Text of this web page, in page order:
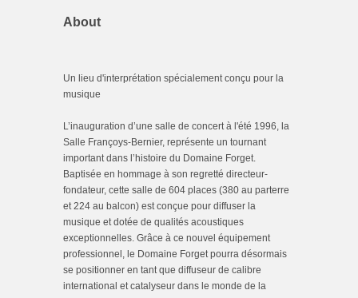
About
Un lieu d'interprétation spécialement conçu pour la
musique
L’inauguration d’une salle de concert à l'été 1996, la
Salle Françoys-Bernier, représente un tournant
important dans l’histoire du Domaine Forget.
Baptisée en hommage à son regretté directeur-
fondateur, cette salle de 604 places (380 au parterre
et 224 au balcon) est conçue pour diffuser la
musique et dotée de qualités acoustiques
exceptionnelles. Grâce à ce nouvel équipement
professionnel, le Domaine Forget pourra désormais
se positionner en tant que diffuseur de calibre
international et catalyseur dans le monde de la